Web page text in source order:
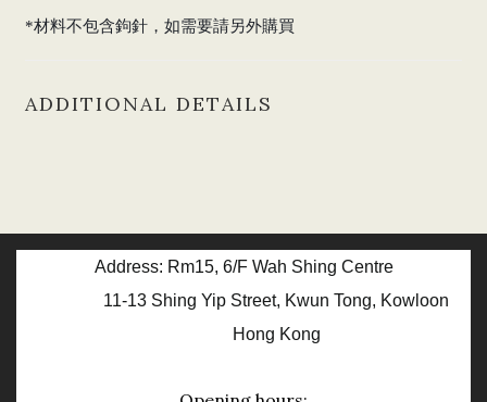
*材料不包含鉤針，如需要請另外購買
ADDITIONAL DETAILS
Address: Rm15, 6/F Wah Shing Centre
11-13 Shing Yip Street, Kwun Tong, Kowloon
Hong Kong